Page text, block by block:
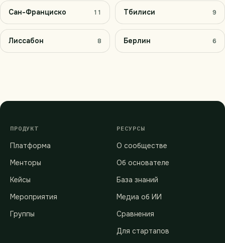
Сан-Франциско 11 Тбилиси 9
Лиссабон 8 Берлин 6
ПРОДУКТ
Платформа
Менторы
Кейсы
Мероприятия
Группы
РЕСУРСЫ
О сообществе
Об основателе
База знаний
Медиа об ИИ
Сравнения
Для стартапов